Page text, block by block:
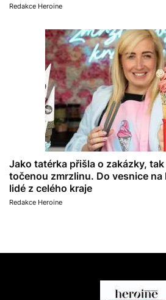
Redakce Heroine
Jako tatérka přišla o zakázky,
točenou zmrzlinu. Do vesnice
lidé z celého kraje
Redakce Heroine